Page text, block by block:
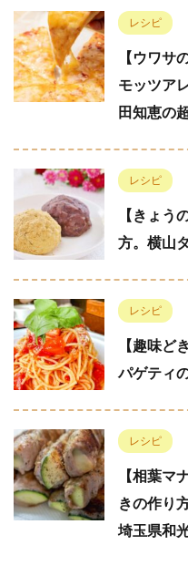
レシピ
【ウワサ
モッツア
田知恵の
レシピ
【きょう
方。横山
レシピ
【趣味ど
パゲティ
レシピ
【相葉マ
きの作り
埼玉県和